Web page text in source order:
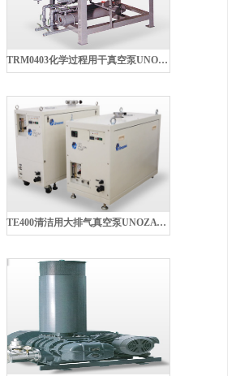
TRM0403化学过程用干真空泵UNOZAWA宇野泽
TE400清洁用大排气真空泵UNOZAWA宇野泽